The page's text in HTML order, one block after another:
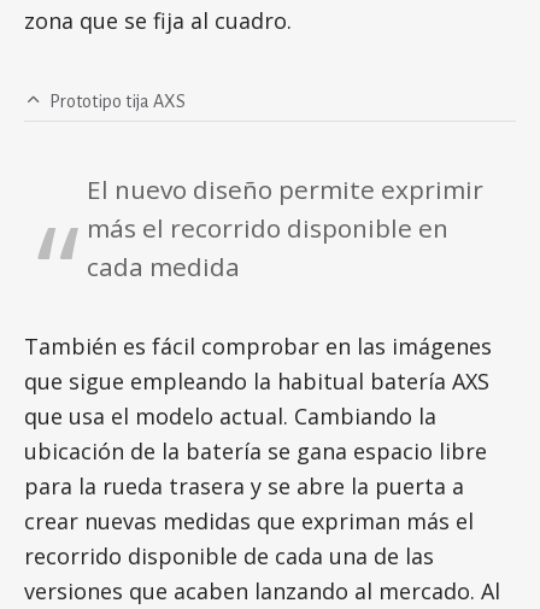
zona que se fija al cuadro.
Prototipo tija AXS
El nuevo diseño permite exprimir
más el recorrido disponible en
cada medida
También es fácil comprobar en las imágenes
que sigue empleando la habitual batería AXS
que usa el modelo actual. Cambiando la
ubicación de la batería se gana espacio libre
para la rueda trasera y se abre la puerta a
crear nuevas medidas que expriman más el
recorrido disponible de cada una de las
versiones que acaben lanzando al mercado. Al